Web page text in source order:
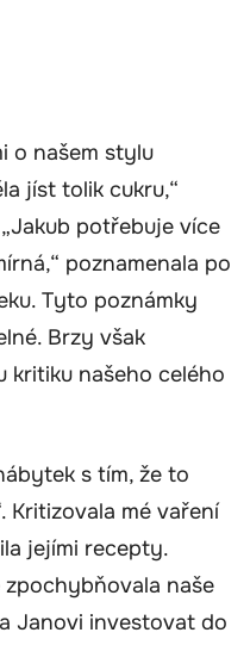
o našem stylu
jíst tolik cukru,“
potřebuje více
poznamenala po
Tyto poznámky
Brzy však
našeho celého
s tím, že to
Kritizovala mé vaření
jejími recepty.
zpochybňovala naše
Janovi investovat do